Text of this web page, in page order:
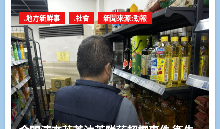
.地方新鮮事 .社會 新聞來源:勁報